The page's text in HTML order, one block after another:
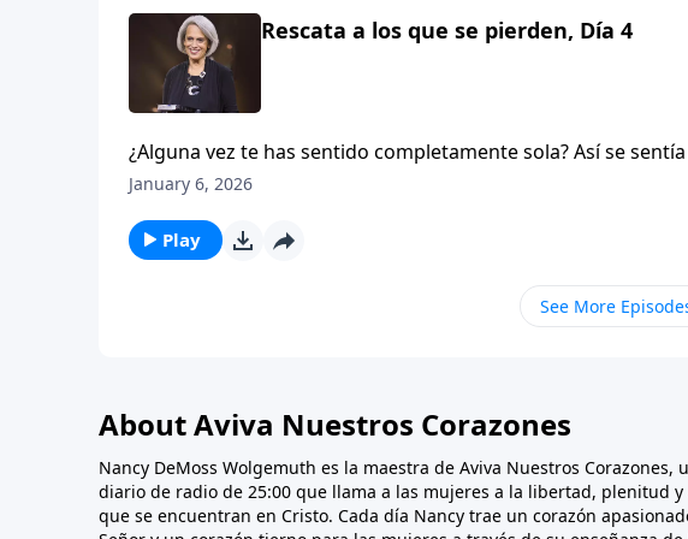
Rescata a los que se pierden, Día 4
¿Alguna vez te has sentido completamente sola? Así se
dinero ni apoyo… y estaba esperando un bebé. Descubre
January 6, 2026
Play
See More
About Aviva Nuestros Corazones
Nancy DeMoss Wolgemuth es la maestra de Aviva Nuestros Corazones,
diario de radio de 25:00 que llama a las mujeres a la libertad, plenitud
que se encuentran en Cristo. Cada día Nancy trae un corazón